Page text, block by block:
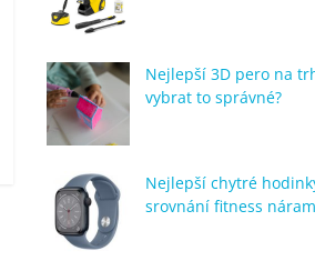
Nejlepší 3D pero na
vybrat to správné?
Nejlepší chytré
srovnání fitness